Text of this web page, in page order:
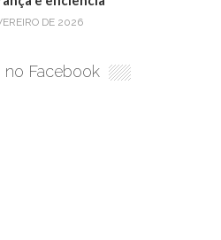
DE 2026
Facebook